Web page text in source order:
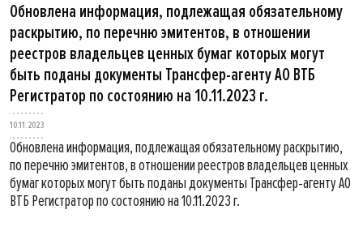
Обновлена информация, подлежащая обязательному
раскрытию, по перечню эмитентов, в отношении
реестров владельцев ценных бумаг которых могут
быть поданы документы Трансфер-агенту АО ВТБ
Регистратор по состоянию на 10.11.2023 г.
10.11.2023
Обновлена информация, подлежащая обязательному раскрытию,
по перечню эмитентов, в отношении реестров владельцев ценных
бумаг которых могут быть поданы документы Трансфер-агенту АО
ВТБ Регистратор по состоянию на 10.11.2023 г.